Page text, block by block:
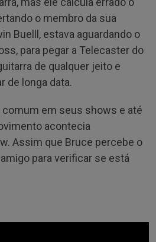
o membro da sua
Buelll, estava aguardando o
para pegar a Telecaster do
de qualquer jeito e
de longa data.
comum em seus shows e até
acontecia
Assim que Bruce percebe o
para verificar se está